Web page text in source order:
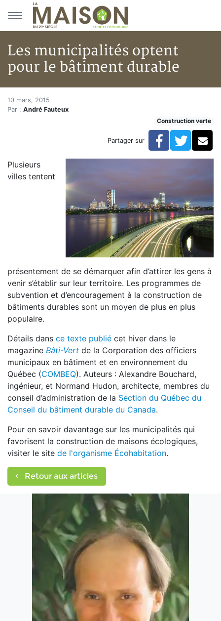
Aller au menu principal
Aller au contenu principal
Les municipalités optent
pour le bâtiment durable
Accueil
Articles
Les municipalités optent pour le bâtiment durable
Les municipalités optent pour
10 mars, 2015
Par : André Fauteux
Construction verte
Partager sur Facebook
Plusieurs
villes tentent
présentement de se démarquer afin d’attirer les gens à
venir s’établir sur leur territoire. Les programmes de
subvention et d’encouragement à la construction de
bâtiments durables sont un moyen de plus en plus
populaire.
Détails dans ce texte publié cet hiver dans le
magazine Bâti-Vert de la Corporation des officiers
municipaux en bâtiment et en environnement du
Québec (COMBEQ). Auteurs : Alexandre Bouchard,
ingénieur, et Normand Hudon, architecte, membres du
conseil d’administration de la Section du Québec du
Conseil du bâtiment durable du Canada.
Pour en savoir davantage sur les municipalités qui
favorisent la construction de maisons écologiques,
visiter le site de l'organisme Écohabitation.
Retour aux articles